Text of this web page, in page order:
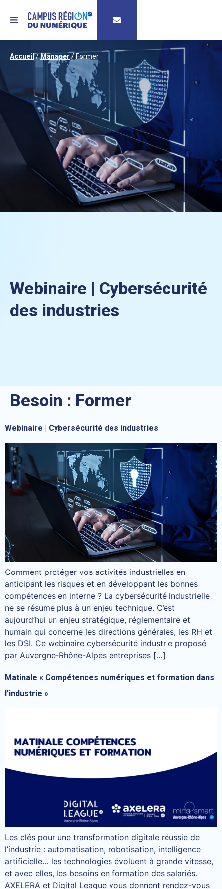
MENU
Accueil/Manager/ Former
Webinaire | Cybersécurité
des industries
Besoin : Former
Webinaire | Cybersécurité des industries
Comment protéger vos activités industrielles en
anticipant les risques et en développant les bonnes
compétences en interne ? La cybersécurité industrielle
ne se résume plus à un enjeu technique. C’est
aujourd’hui un enjeu stratégique, réglementaire et
humain qui concerne les directions générales, les RH et
les DSI. Ce webinaire cybersécurité industrie proposé
par Auvergne-Rhône-Alpes entreprises […]
Matinale « Compétences numériques et formation dans
l’industrie »
Les clés pour une transformation digitale réussie de
l’industrie : automatisation, robotisation, intelligence
artificielle… les technologies évoluent à grande vitesse,
et avec elles, les besoins en formation des salariés.
AXELERA et Digital League vous donnent rendez-vous